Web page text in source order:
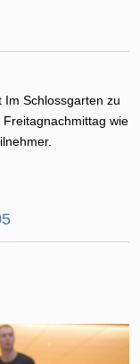
Schlossgarten zu
wie